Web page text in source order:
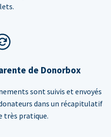
de Donorbox
sont suivis et envoyés
dans un récapitulatif
très pratique.